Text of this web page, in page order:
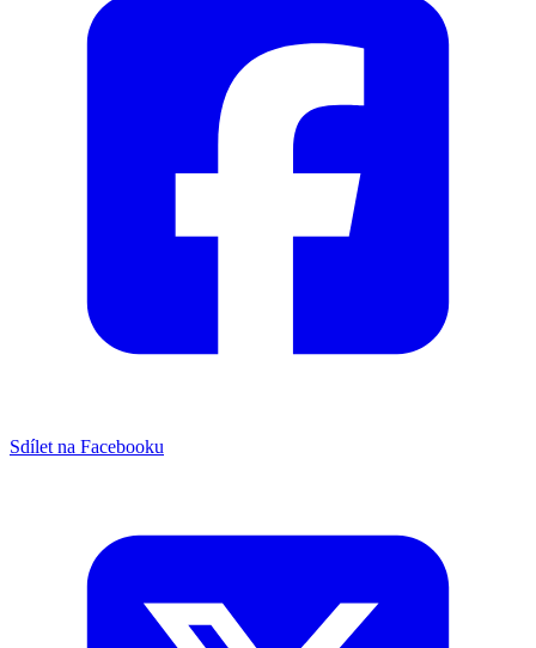
Sdílet na Facebooku